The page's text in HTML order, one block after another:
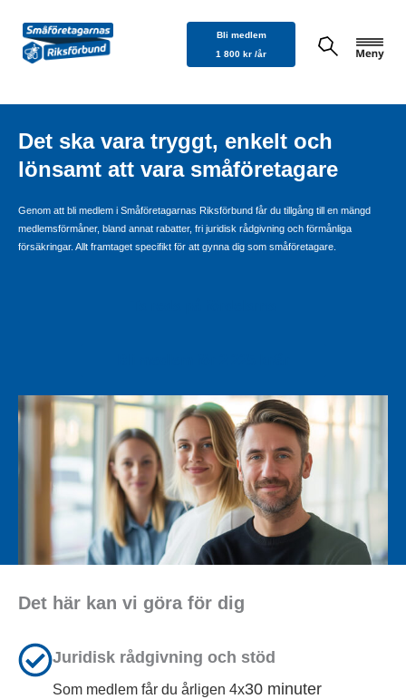
innehåll
Bli medlem
1 800 kr /år
Det ska vara tryggt, enkelt och
lönsamt att vara småföretagare
Genom att bli medlem i Småföretagarnas Riksförbund får du tillgång till en mängd
medlemsförmåner, bland annat rabatter, fri juridisk rådgivning och förmånliga
försäkringar. Allt framtaget specifikt för att gynna dig som småföretagare.
Det här kan vi göra för dig
Juridisk rådgivning och stöd
Som medlem får du årligen 4x30 minuter